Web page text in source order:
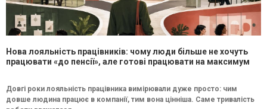
Нова лояльність працівників: чому люди більше не хочуть
працювати «до пенсії», але готові працювати на максимум
Довгі роки лояльність працівника вимірювали дуже просто: чим
довше людина працює в компанії, тим вона цінніша. Саме тривалість